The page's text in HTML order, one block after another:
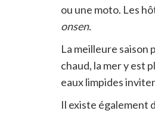
ou une moto. Les
onsen.
La meilleure saison
chaud, la mer y est
eaux limpides
Il existe également